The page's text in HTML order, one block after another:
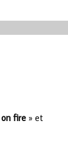
fire» et